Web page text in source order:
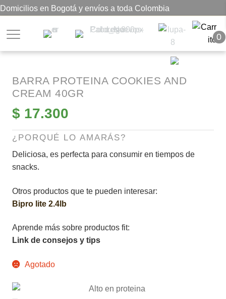
Domicilios en Bogotá y envíos a toda Colombia
0
BARRA PROTEINA COOKIES AND
CREAM 40GR
$ 17.300
¿PORQUÉ LO AMARÁS?
Deliciosa, es perfecta para consumir en tiempos de
snacks.
Otros productos que te pueden interesar:
Bipro lite 2.4lb
Aprende más sobre productos fit:
Link de consejos y tips
Agotado